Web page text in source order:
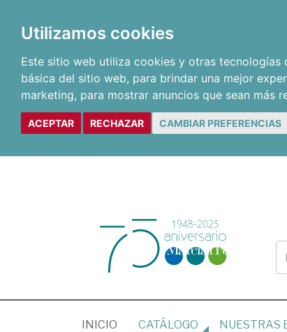
Utilizamos cookies
Este sitio web utiliza cookies y otras tecnologías
básica del sitio web, para brindar una mejor
marketing, para mostrar anuncios que sean más
ACEPTAR RECHAZAR CAMBIAR PREFERENCIAS
INICIO (CURRENT)
CATÁLOGO NUESTRAS